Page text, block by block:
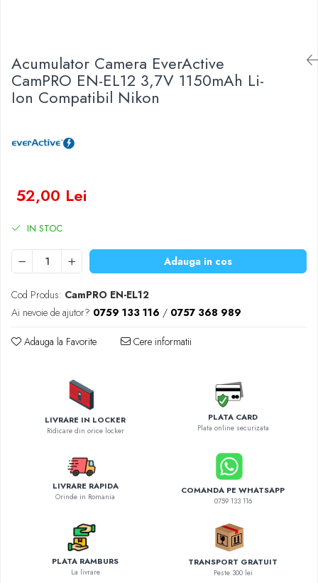
Lanterne
Lampi
Kit-uri vlogging
Convertoare tensiune
Ventilatoare
Cablu coaxial
Periferice PC
Accesorii auto
Redresoare
Roboti pornire
Carcase protectie NOCO BOOST
Incarcator masina electrica
Aparate de spalat cu presiune
Compresoare
Acumulator Camera EverActive
CamPRO EN-EL12 3,7V 1150mAh Li-
Ion Compatibil Nikon
52,00 Lei
IN STOC
Adauga in cos
Cod Produs: CamPRO EN-EL12
Ai nevoie de ajutor? 0759 133 116 / 0757 368 989
Adauga la Favorite Cere informatii
LIVRARE IN LOCKER
Ridicare din orice locker
PLATA CARD
Plata online securizata
LIVRARE RAPIDA
Orinde in Romania
COMANDA PE WHATSAPP
0759 133 116
PLATA RAMBURS
La livrare
TRANSPORT GRATUIT
Peste 300 lei